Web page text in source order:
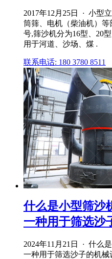
2017年12月25日 · 小型
筒筛、电机（柴油机）
号,筛沙机分为16型、20
用于河道、沙场、煤 .
联系电话: 180 3780 8511
什么是小型筛沙
一种用于筛选沙
2024年11月21日 · 什么
一种用于筛选沙子的机